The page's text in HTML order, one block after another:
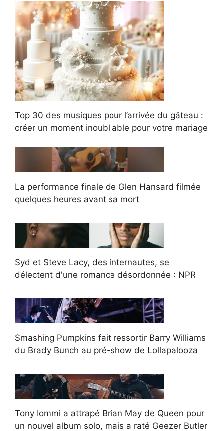
Top 30 des musiques pour l’arrivée du gâteau :
créer un moment inoubliable pour votre mariage
La performance finale de Glen Hansard filmée
quelques heures avant sa mort
Syd et Steve Lacy, des internautes, se
délectent d'une romance désordonnée : NPR
Smashing Pumpkins fait ressortir Barry Williams
du Brady Bunch au pré-show de Lollapalooza
Tony Iommi a attrapé Brian May de Queen pour
un nouvel album solo, mais a raté Geezer Butler